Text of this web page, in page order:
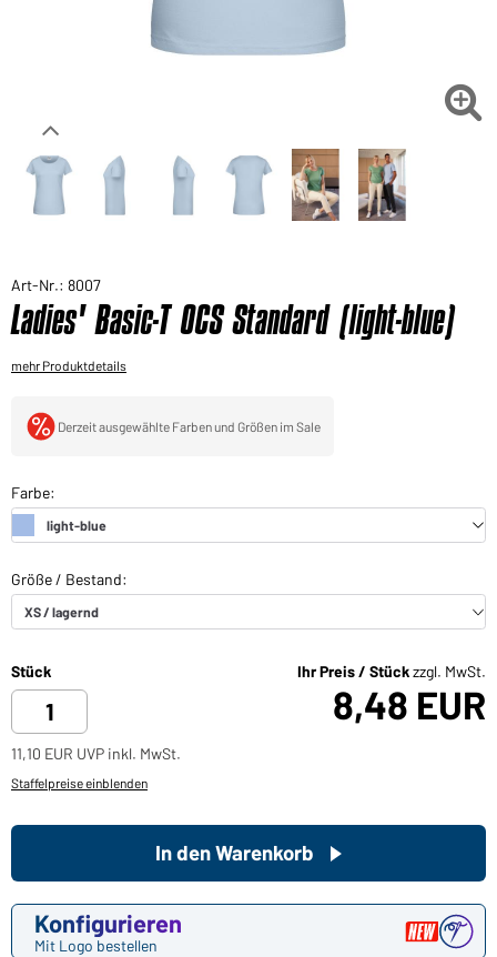
Sie möchten gerne für Ihren privaten Bedarf

Art-Nr.: 8007
Ladies' Basic-T OCS Standard (light-blue)
mehr Produktdetails
Derzeit ausgewählte Farben und Größen im Sale
Stück Ihr Preis / Stückzzgl. MwSt.
8,48 EUR
11,10 EUR UVP inkl. MwSt.
Staffelpreise einblenden
Konfigurieren
Mit Logo bestellen
In den Warenkorb